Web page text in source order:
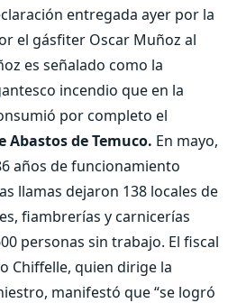
entregada ayer por la
el gásfiter Oscar Muñoz al
es señalado como la
incendio que en la
por completo el
Abastos de Temuco. En mayo,
años de funcionamiento
llamas dejaron 138 locales de
fiambrerías y carnicerías
personas sin trabajo. El fiscal
Chiffelle, quien dirige la
manifestó que “se logró